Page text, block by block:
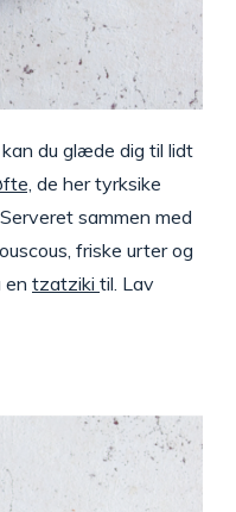
du glæde dig til lidt
de her tyrksike
sammen med
friske urter og
en tzatziki til. Lav